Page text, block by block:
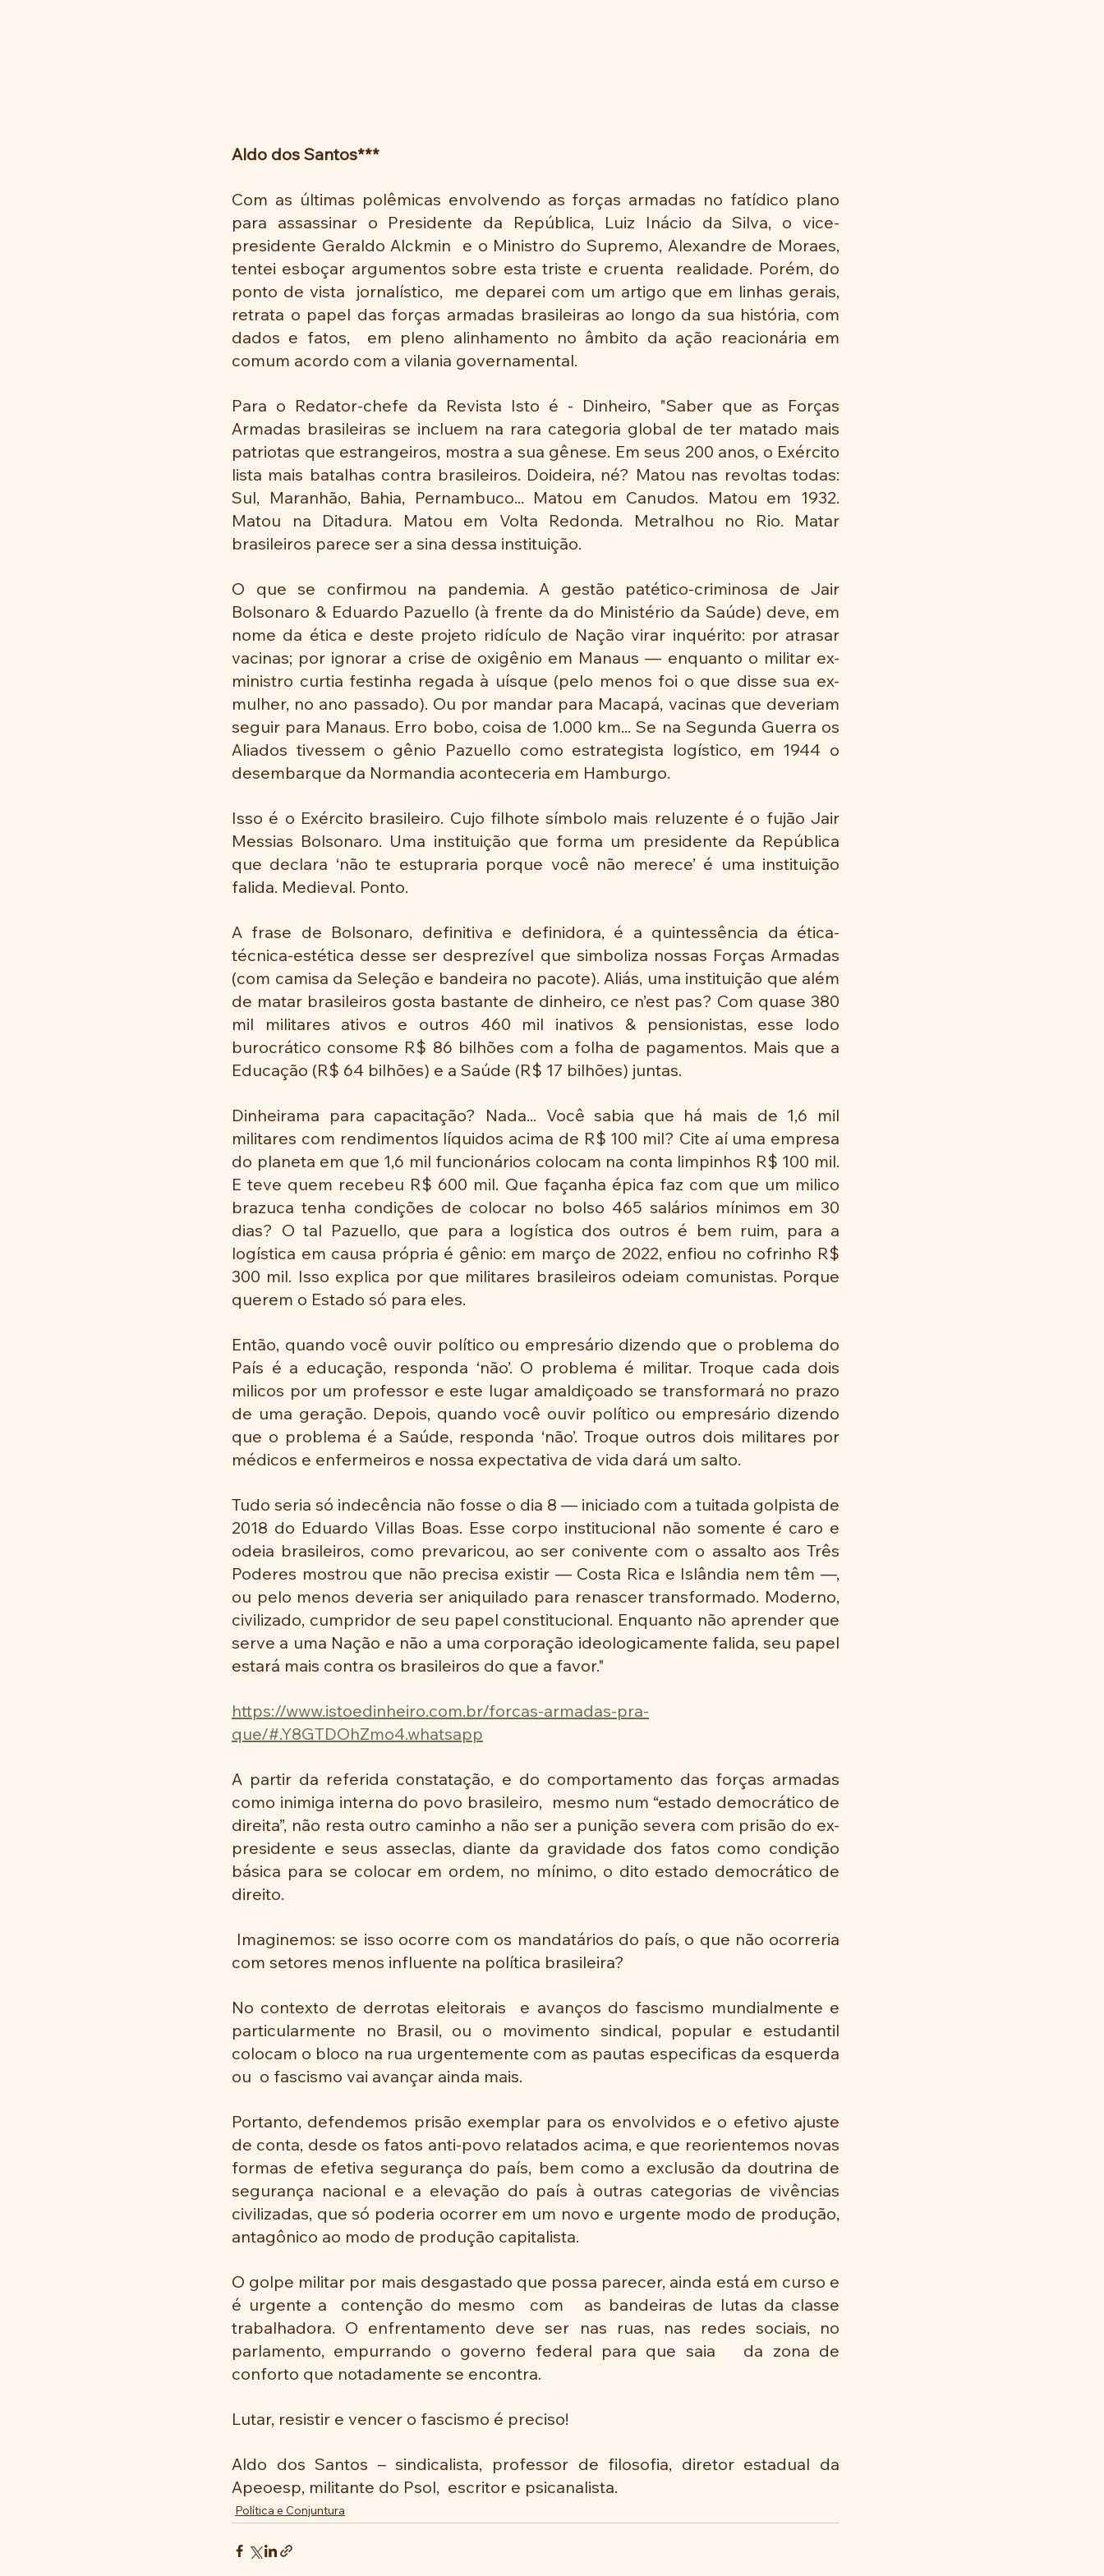
Aldo dos Santos***
Com as últimas polêmicas envolvendo as forças armadas no fatídico plano
para assassinar o Presidente da República, Luiz Inácio da Silva, o vice-
presidente Geraldo Alckmin  e o Ministro do Supremo, Alexandre de Moraes,
tentei esboçar argumentos sobre esta triste e cruenta  realidade. Porém, do
ponto de vista  jornalístico,  me deparei com um artigo que em linhas gerais,
retrata o papel das forças armadas brasileiras ao longo da sua história, com
dados e fatos,  em pleno alinhamento no âmbito da ação reacionária em
comum acordo com a vilania governamental.
Para o Redator-chefe da Revista Isto é - Dinheiro, "Saber que as Forças
Armadas brasileiras se incluem na rara categoria global de ter matado mais
patriotas que estrangeiros, mostra a sua gênese. Em seus 200 anos, o Exército
lista mais batalhas contra brasileiros. Doideira, né? Matou nas revoltas todas:
Sul, Maranhão, Bahia, Pernambuco... Matou em Canudos. Matou em 1932.
Matou na Ditadura. Matou em Volta Redonda. Metralhou no Rio. Matar
brasileiros parece ser a sina dessa instituição.
O que se confirmou na pandemia. A gestão patético-criminosa de Jair
Bolsonaro & Eduardo Pazuello (à frente da do Ministério da Saúde) deve, em
nome da ética e deste projeto ridículo de Nação virar inquérito: por atrasar
vacinas; por ignorar a crise de oxigênio em Manaus — enquanto o militar ex-
ministro curtia festinha regada à uísque (pelo menos foi o que disse sua ex-
mulher, no ano passado). Ou por mandar para Macapá, vacinas que deveriam
seguir para Manaus. Erro bobo, coisa de 1.000 km... Se na Segunda Guerra os
Aliados tivessem o gênio Pazuello como estrategista logístico, em 1944 o
desembarque da Normandia aconteceria em Hamburgo.
Isso é o Exército brasileiro. Cujo filhote símbolo mais reluzente é o fujão Jair
Messias Bolsonaro. Uma instituição que forma um presidente da República
que declara ‘não te estupraria porque você não merece’ é uma instituição
falida. Medieval. Ponto.
A frase de Bolsonaro, definitiva e definidora, é a quintessência da ética-
técnica-estética desse ser desprezível que simboliza nossas Forças Armadas
(com camisa da Seleção e bandeira no pacote). Aliás, uma instituição que além
de matar brasileiros gosta bastante de dinheiro, ce n’est pas? Com quase 380
mil militares ativos e outros 460 mil inativos & pensionistas, esse lodo
burocrático consome R$ 86 bilhões com a folha de pagamentos. Mais que a
Educação (R$ 64 bilhões) e a Saúde (R$ 17 bilhões) juntas.
Dinheirama para capacitação? Nada... Você sabia que há mais de 1,6 mil
militares com rendimentos líquidos acima de R$ 100 mil? Cite aí uma empresa
do planeta em que 1,6 mil funcionários colocam na conta limpinhos R$ 100 mil.
E teve quem recebeu R$ 600 mil. Que façanha épica faz com que um milico
brazuca tenha condições de colocar no bolso 465 salários mínimos em 30
dias? O tal Pazuello, que para a logística dos outros é bem ruim, para a
logística em causa própria é gênio: em março de 2022, enfiou no cofrinho R$
300 mil. Isso explica por que militares brasileiros odeiam comunistas. Porque
querem o Estado só para eles.
Então, quando você ouvir político ou empresário dizendo que o problema do
País é a educação, responda ‘não’. O problema é militar. Troque cada dois
milicos por um professor e este lugar amaldiçoado se transformará no prazo
de uma geração. Depois, quando você ouvir político ou empresário dizendo
que o problema é a Saúde, responda ‘não’. Troque outros dois militares por
médicos e enfermeiros e nossa expectativa de vida dará um salto.
Tudo seria só indecência não fosse o dia 8 — iniciado com a tuitada golpista de
2018 do Eduardo Villas Boas. Esse corpo institucional não somente é caro e
odeia brasileiros, como prevaricou, ao ser conivente com o assalto aos Três
Poderes mostrou que não precisa existir — Costa Rica e Islândia nem têm —,
ou pelo menos deveria ser aniquilado para renascer transformado. Moderno,
civilizado, cumpridor de seu papel constitucional. Enquanto não aprender que
serve a uma Nação e não a uma corporação ideologicamente falida, seu papel
estará mais contra os brasileiros do que a favor."
https://www.istoedinheiro.com.br/forcas-armadas-pra-
que/#.Y8GTDOhZmo4.whatsapp
A partir da referida constatação, e do comportamento das forças armadas
como inimiga interna do povo brasileiro,  mesmo num “estado democrático de
direita”, não resta outro caminho a não ser a punição severa com prisão do ex-
presidente e seus asseclas, diante da gravidade dos fatos como condição
básica para se colocar em ordem, no mínimo, o dito estado democrático de
direito.
com setores menos influente na política brasileira?
No contexto de derrotas eleitorais  e avanços do fascismo mundialmente e
particularmente no Brasil, ou o movimento sindical, popular e estudantil
colocam o bloco na rua urgentemente com as pautas especificas da esquerda
ou  o fascismo vai avançar ainda mais.
Portanto, defendemos prisão exemplar para os envolvidos e o efetivo ajuste
de conta, desde os fatos anti-povo relatados acima, e que reorientemos novas
formas de efetiva segurança do país, bem como a exclusão da doutrina de
segurança nacional e a elevação do país à outras categorias de vivências
civilizadas, que só poderia ocorrer em um novo e urgente modo de produção,
antagônico ao modo de produção capitalista.
O golpe militar por mais desgastado que possa parecer, ainda está em curso e
é urgente a  contenção do mesmo  com   as bandeiras de lutas da classe
trabalhadora. O enfrentamento deve ser nas ruas, nas redes sociais, no
parlamento, empurrando o governo federal para que saia   da zona de
conforto que notadamente se encontra.
Lutar, resistir e vencer o fascismo é preciso!
Aldo dos Santos – sindicalista, professor de filosofia, diretor estadual da
Apeoesp, militante do Psol,  escritor e psicanalista.
Política e Conjuntura